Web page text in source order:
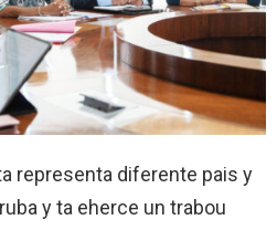
representa diferente pais y
y ta eherce un trabou